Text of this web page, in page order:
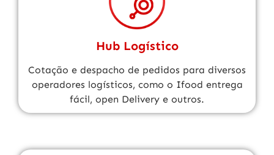
Hub Logístico
Cotação e despacho de pedidos para diversos
operadores logísticos, como o Ifood entrega
fácil, open Delivery e outros.